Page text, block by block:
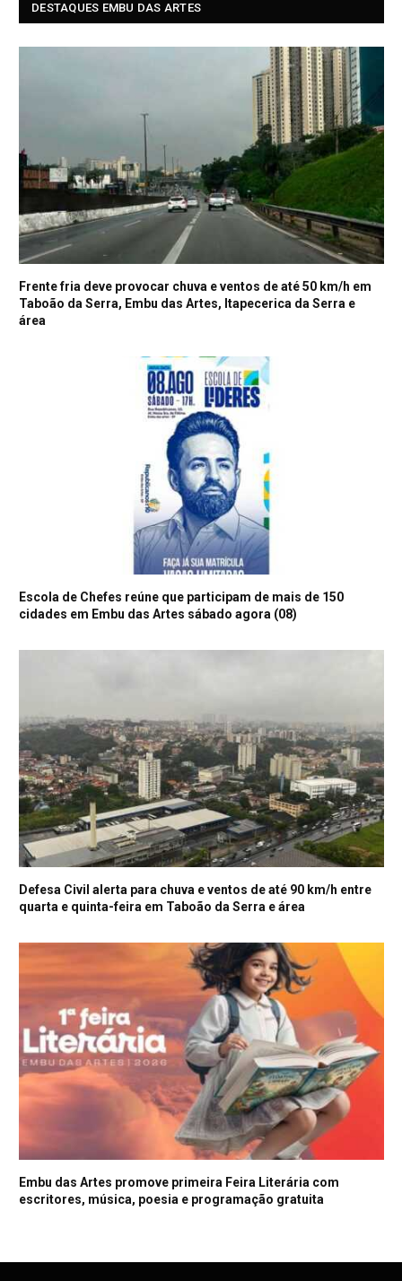
DESTAQUES EMBU DAS ARTES
Frente fria deve provocar chuva e ventos de até 50 km/h em
Taboão da Serra, Embu das Artes, Itapecerica da Serra e
área
Escola de Chefes reúne que participam de mais de 150
cidades em Embu das Artes sábado agora (08)
Defesa Civil alerta para chuva e ventos de até 90 km/h entre
quarta e quinta-feira em Taboão da Serra e área
Embu das Artes promove primeira Feira Literária com
escritores, música, poesia e programação gratuita